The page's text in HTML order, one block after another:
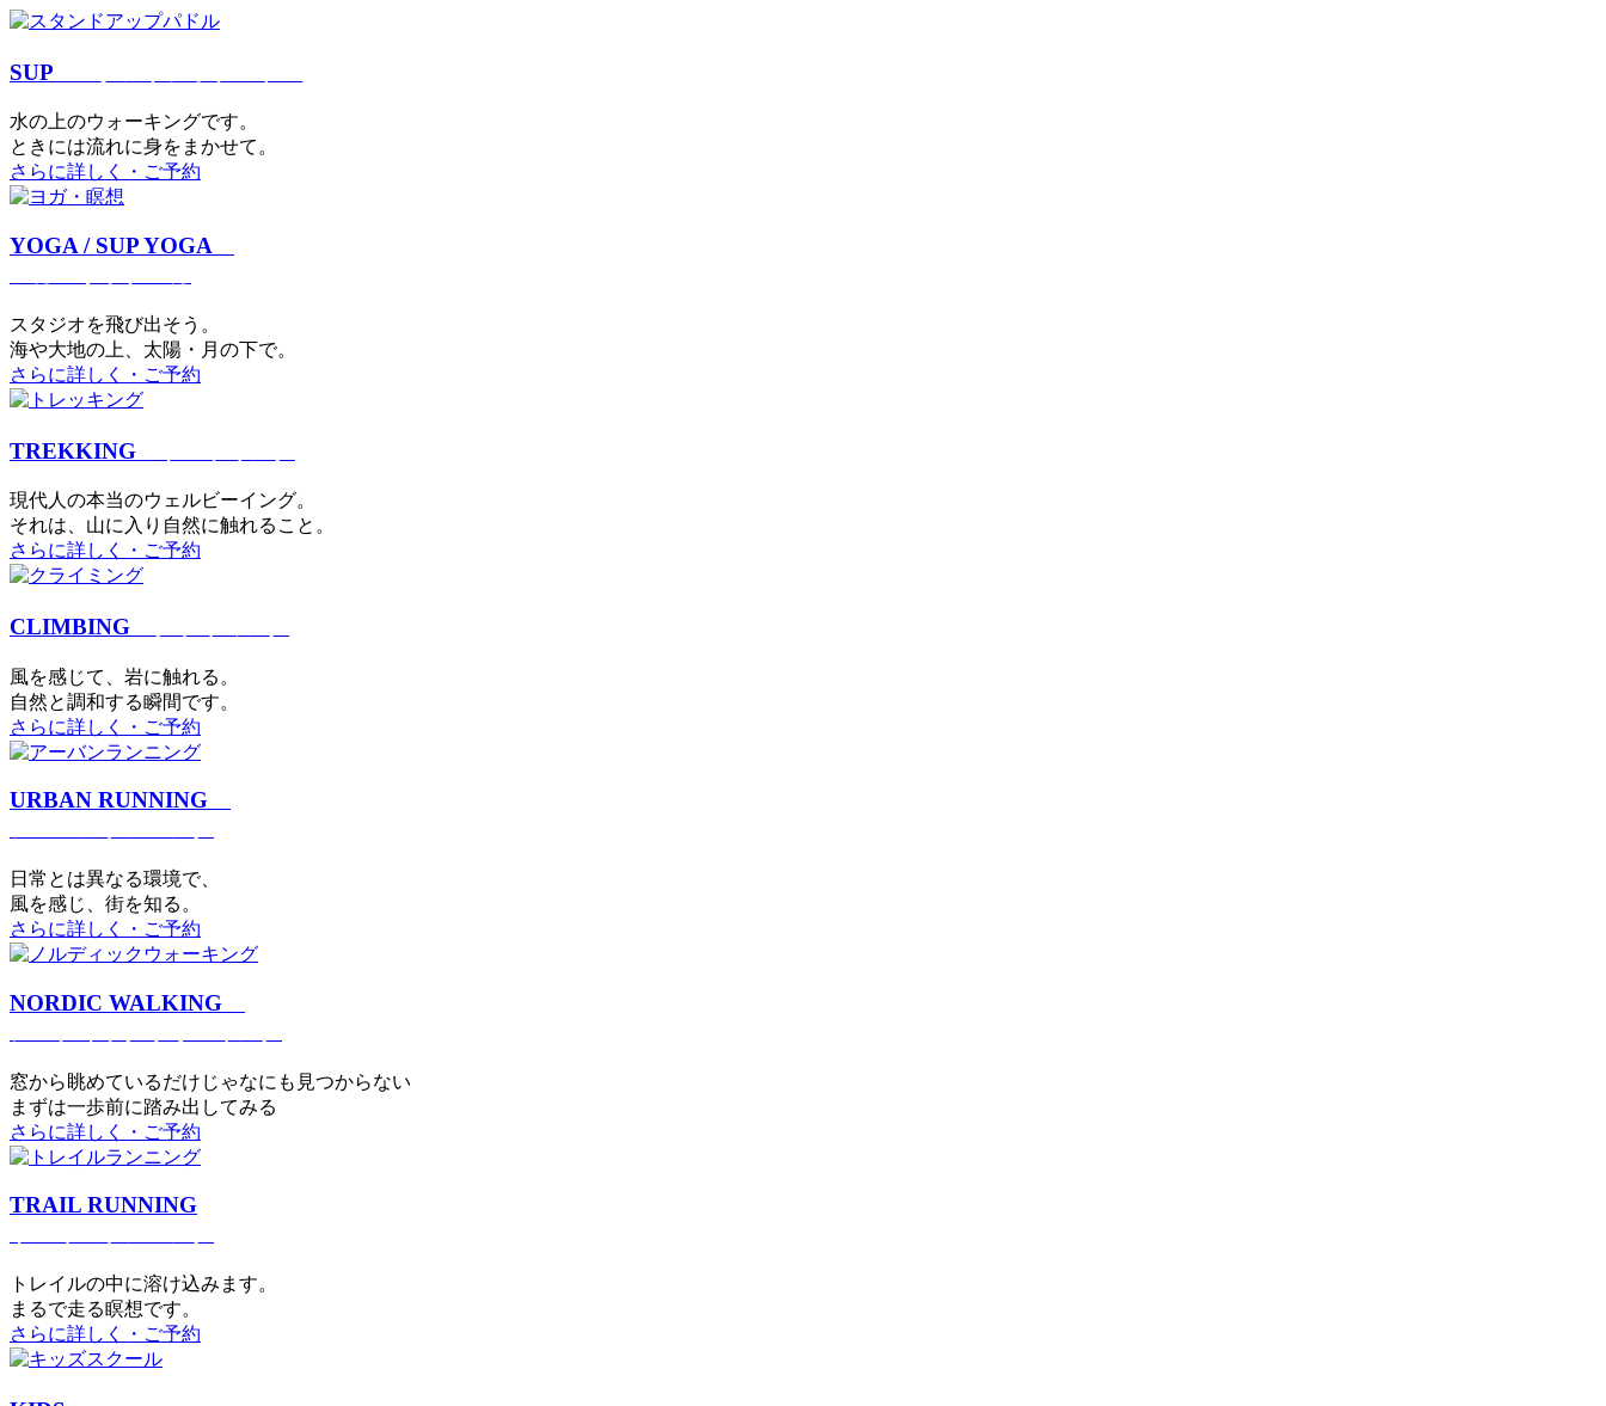
SUP
⽔の上のウォーキングです。
ときには流れに身をまかせて。
さらに詳しく・ご予約
YOGA / SUP YOGA
スタジオを⾶び出そう。
海や大地の上、太陽・⽉の下で。
さらに詳しく・ご予約
TREKKING
現代⼈の本当のウェルビーイング。
それは、⼭に⼊り⾃然に触れること。
さらに詳しく・ご予約
CLIMBING
⾵を感じて、岩に触れる。
⾃然と調和する瞬間です。
さらに詳しく・ご予約
URBAN RUNNING
日常とは異なる環境で、
風を感じ、街を知る。
さらに詳しく・ご予約
NORDIC WALKING
窓から眺めているだけじゃなにも見つからない
まずは一歩前に踏み出してみる
さらに詳しく・ご予約
TRAIL RUNNING
トレイルの中に溶け込みます。
まるで⾛る瞑想です。
さらに詳しく・ご予約